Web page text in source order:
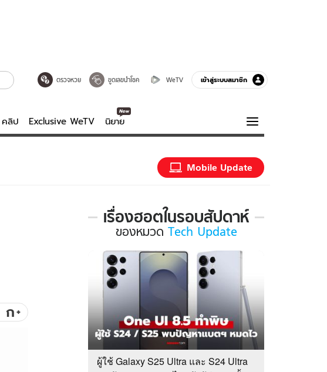
ตรวจหวย ขูดเลขนำโชค WeTV เข้าสู่ระบบสมาชิก
คลิป Exclusive WeTV นิยาย
WeTV
Exclusive WeTV
ความรู้รอบตัว
ฮาวทู
Mobile Update
ก+
เรื่องฮอตในรอบสัปดาห์
เรื่อง
สัปดาห์
Tech
Update
ของหมวด Tech Update
ผู้ใช้ Galaxy S25 Ultra และ S24 Ultra